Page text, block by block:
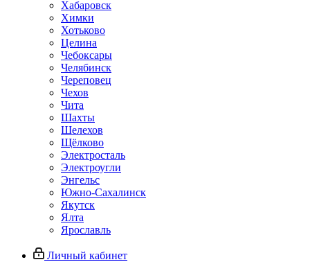
Хабаровск
Химки
Хотьково
Целина
Чебоксары
Челябинск
Череповец
Чехов
Чита
Шахты
Шелехов
Щёлково
Электросталь
Электроугли
Энгельс
Южно-Сахалинск
Якутск
Ялта
Ярославль
Личный кабинет